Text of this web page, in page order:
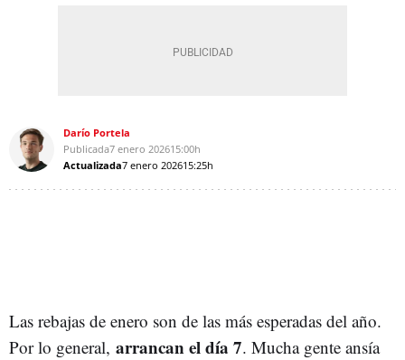
Darío Portela
Publicada7 enero 202615:00h
Actualizada7 enero 202615:25h
Las rebajas de enero son de las más esperadas del año.
Por lo general, arrancan el día 7. Mucha gente ansía